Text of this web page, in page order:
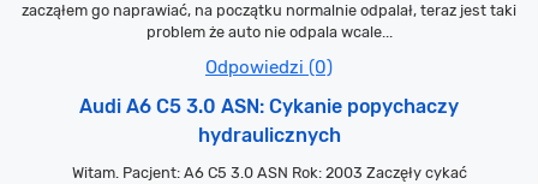
zacząłem go naprawiać, na początku normalnie odpalał, teraz jest taki
problem że auto nie odpala wcale...
Odpowiedzi (0)
Audi A6 C5 3.0 ASN: Cykanie popychaczy
hydraulicznych
Witam. Pacjent: A6 C5 3.0 ASN Rok: 2003 Zaczęły cykać